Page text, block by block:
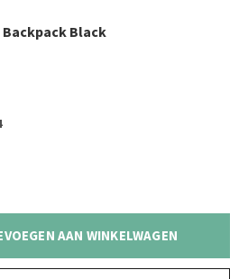
Black
AAN WINKELWAGEN